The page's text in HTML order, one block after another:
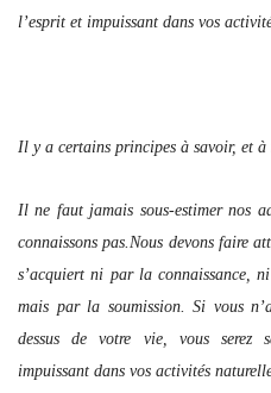
l’esprit et impuissant dans vos
Il y a certains principes à savoir, et
Il ne faut jamais sous-estimer nos
connaissons pas. Nous devons faire
s’acquiert ni par la connaissance,
mais par la soumission. Si vous
dessus de votre vie, vous serez
impuissant dans vos activités